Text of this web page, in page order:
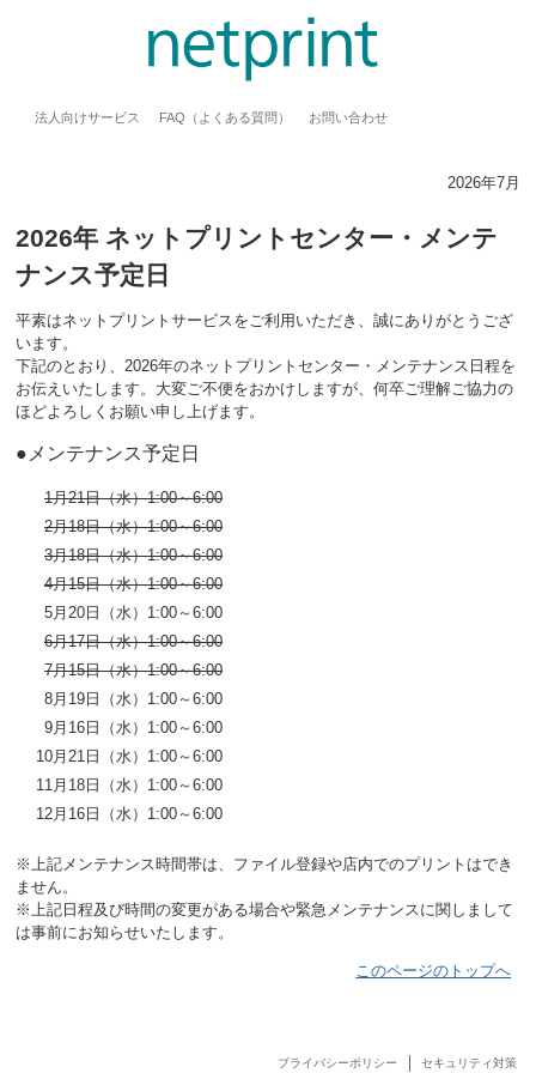
法人向けサービス FAQ（よくある質問） お問い合わせ
2026年7月
2026年 ネットプリントセンター・メンテ
ナンス予定日
平素はネットプリントサービスをご利用いただき、誠にありがとうござ
います。
下記のとおり、2026年のネットプリントセンター・メンテナンス日程を
お伝えいたします。大変ご不便をおかけしますが、何卒ご理解ご協力の
ほどよろしくお願い申し上げます。
●メンテナンス予定日
1月21日（水）1:00～6:00
2月18日（水）1:00～6:00
3月18日（水）1:00～6:00
4月15日（水）1:00～6:00
5月20日（水） 1:00～6:00
6月17日（水）1:00～6:00
7月15日（水）1:00～6:00
8月19日（水） 1:00～6:00
9月16日（水） 1:00～6:00
10月21日（水） 1:00～6:00
11月18日（水） 1:00～6:00
12月16日（水） 1:00～6:00
※上記メンテナンス時間帯は、ファイル登録や店内でのプリントはでき
ません。
※上記日程及び時間の変更がある場合や緊急メンテナンスに関しまして
は事前にお知らせいたします。
このページのトップへ
プライバシーポリシー セキュリティ対策